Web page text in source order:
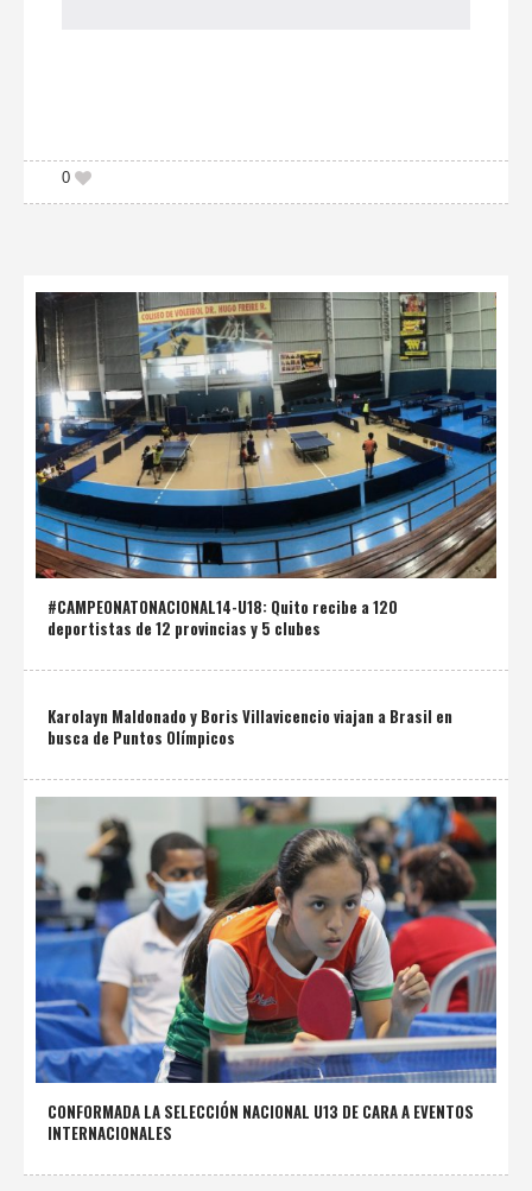
0
#CAMPEONATONACIONAL14-U18: Quito recibe a 120
deportistas de 12 provincias y 5 clubes
Karolayn Maldonado y Boris Villavicencio viajan a Brasil en
busca de Puntos Olímpicos
CONFORMADA LA SELECCIÓN NACIONAL U13 DE CARA A EVENTOS
INTERNACIONALES